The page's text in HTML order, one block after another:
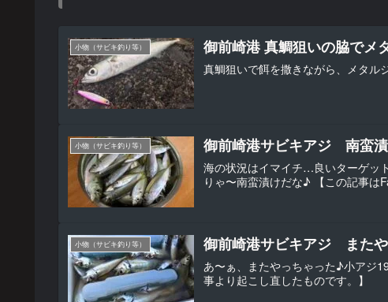
小物（サビキ釣り等） 御前崎港 真鯛狙いの脇でメ
真鯛狙いで餌を撒きながら、メタル
小物（サビキ釣り等） 御前崎港サビキアジ 南蛮
海の状況はイマイチ…良いターゲッ
りゃ〜南蛮漬けだな♪ 【この記事は
小物（サビキ釣り等） 御前崎港サビキアジ また
あ〜ぁ、またやっちゃった♪小アジ
事より起こし直したものです。】